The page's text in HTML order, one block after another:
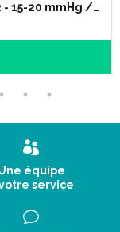
- 15-20 mmHg /…
équipe
service